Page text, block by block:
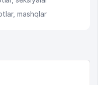
mashqlar